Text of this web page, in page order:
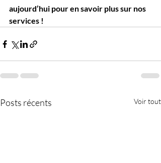
aujourd’hui pour en savoir plus sur nos
services !
Posts récents Voir tout